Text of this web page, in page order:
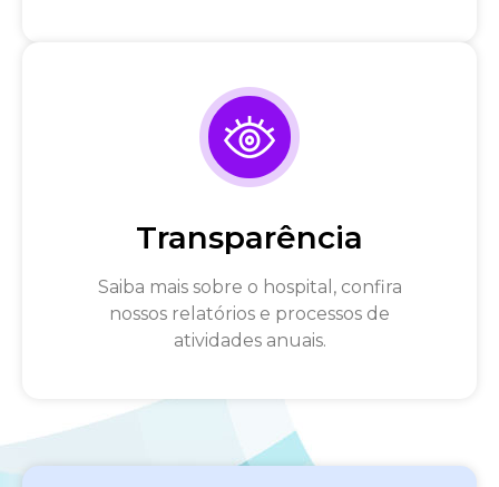
Transparência
Saiba mais sobre o hospital, confira
nossos relatórios e processos de
atividades anuais.